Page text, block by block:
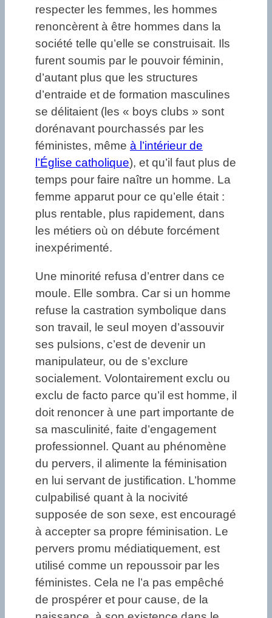
respecter les femmes, les hommes
renoncèrent à être hommes dans la
société telle qu’elle se construisait. Ils
furent soumis par le pouvoir féminin,
d’autant plus que les structures
d’entraide et de formation masculines
se délitaient (les « boys clubs » sont
dorénavant pourchassés par les
féministes, même à l’intérieur de
l’Église catholique), et qu’il faut plus de
temps pour faire naître un homme. La
femme apparut pour ce qu’elle était :
plus rentable, plus rapidement, dans
les métiers où on débute forcément
inexpérimenté.
Une minorité refusa d’entrer dans ce
moule. Elle sombra. Car si un homme
refuse la castration symbolique dans
son travail, le seul moyen d’assouvir
ses pulsions, c’est de devenir un
manipulateur, ou de s’exclure
socialement. Volontairement exclu ou
exclu de facto parce qu’il est homme, il
doit renoncer à une part importante de
sa masculinité, faite d’engagement
professionnel. Quant au phénomène
du pervers, il alimente la féminisation
en lui servant de justification. L’homme
culpabilisé quant à la nocivité
supposée de son sexe, est encouragé
à accepter sa propre féminisation. Le
pervers promu médiatiquement, est
utilisé comme un repoussoir par les
féministes. Cela ne l’a pas empêché
de prospérer et pour cause, de la